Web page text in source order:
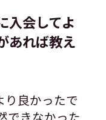
入会してよ
あれば教え
り良かったで